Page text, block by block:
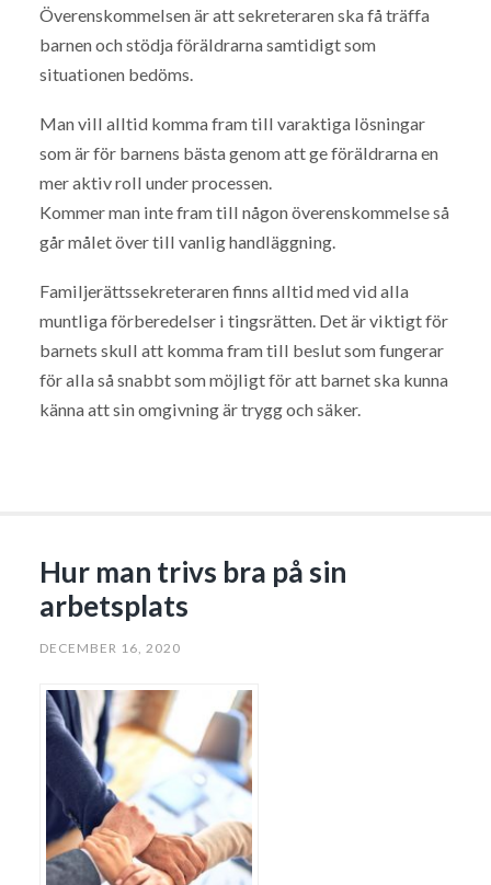
Överenskommelsen är att sekreteraren ska få träffa
barnen och stödja föräldrarna samtidigt som
situationen bedöms.
Man vill alltid komma fram till varaktiga lösningar
som är för barnens bästa genom att ge föräldrarna en
mer aktiv roll under processen.
Kommer man inte fram till någon överenskommelse så
går målet över till vanlig handläggning.
Familjerättssekreteraren finns alltid med vid alla
muntliga förberedelser i tingsrätten. Det är viktigt för
barnets skull att komma fram till beslut som fungerar
för alla så snabbt som möjligt för att barnet ska kunna
känna att sin omgivning är trygg och säker.
Hur man trivs bra på sin
arbetsplats
DECEMBER 16, 2020